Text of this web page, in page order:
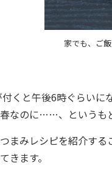
家でも、ご
くと午後6時ぐらいに
なのに……、というも
まみレシピを紹介す
きます。